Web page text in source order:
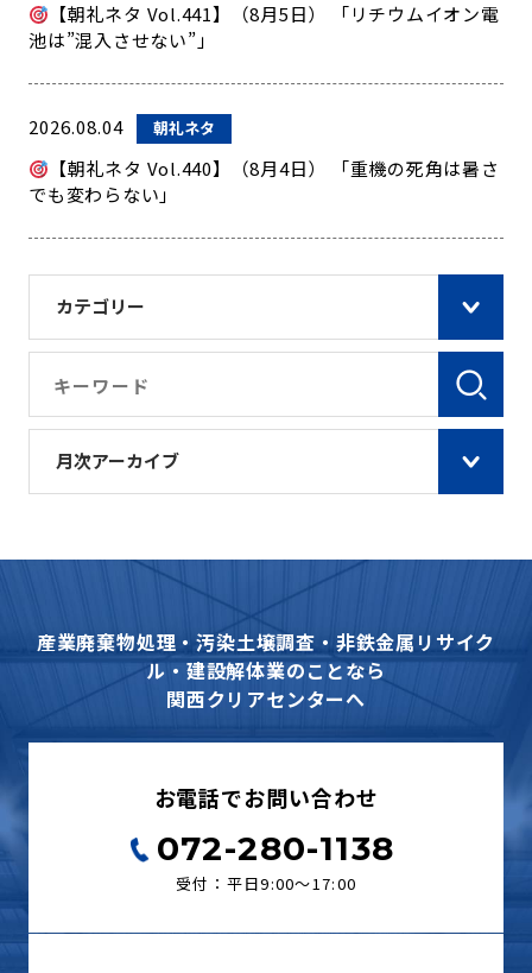
カテゴリー
月次アーカイブ
【朝礼ネタ Vol.441】（8月5日） 「リチウムイオン電
池は”混入させない”」
2026.08.04 朝礼ネタ
【朝礼ネタ Vol.440】（8月4日） 「重機の死角は暑さ
でも変わらない」
産業廃棄物処理・汚染土壌調査・非鉄金属リサイク
ル・建設解体業のことなら
関西クリアセンターへ
お電話でお問い合わせ
072-280-1138
受付：平日9:00〜17:00